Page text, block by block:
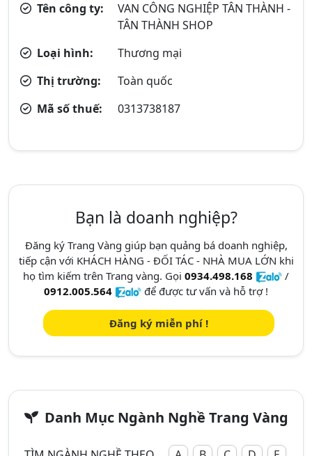
Tên công ty:
VAN CÔNG NGHIỆP TÂN THÀNH -
TÂN THÀNH SHOP
Loại hình:
Thương mại
Thị trường:
Toàn quốc
Mã số thuế:
0313738187
Bạn là doanh nghiệp?
Đăng ký Trang Vàng giúp bạn quảng bá doanh nghiệp,
tiếp cận với KHÁCH HÀNG - ĐỐI TÁC - NHÀ MUA LỚN khi
họ tìm kiếm trên Trang vàng. Gọi 0934.498.168
/
0912.005.564
để được tư vấn và hỗ trợ !
Đăng ký miễn phí !
Danh Mục Ngành Nghề Trang Vàng